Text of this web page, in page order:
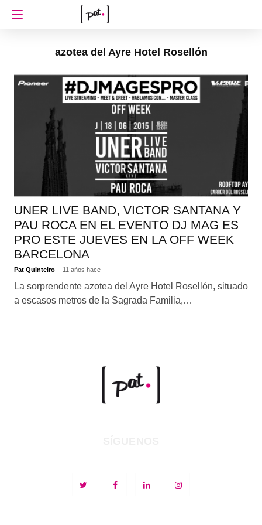
azotea del Ayre Hotel Rosellón
UNER LIVE BAND, VICTOR SANTANA Y
PAU ROCA EN EL EVENTO DJ MAG ES
PRO ESTE JUEVES EN LA OFF WEEK
BARCELONA
Pat Quinteiro 11 años hace
La sorprendente azotea del Ayre Hotel Rosellón, situado
a escasos metros de la Sagrada Familia,…